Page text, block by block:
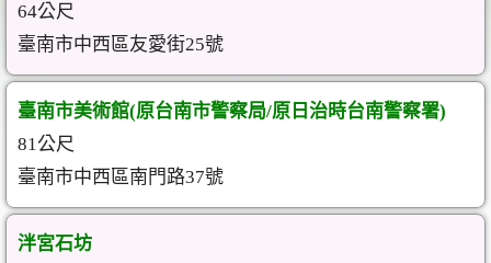
64公尺
臺南市中西區友愛街25號
臺南市美術館(原台南市警察局/原日治時台南警察署)
81公尺
臺南市中西區南門路37號
泮宮石坊